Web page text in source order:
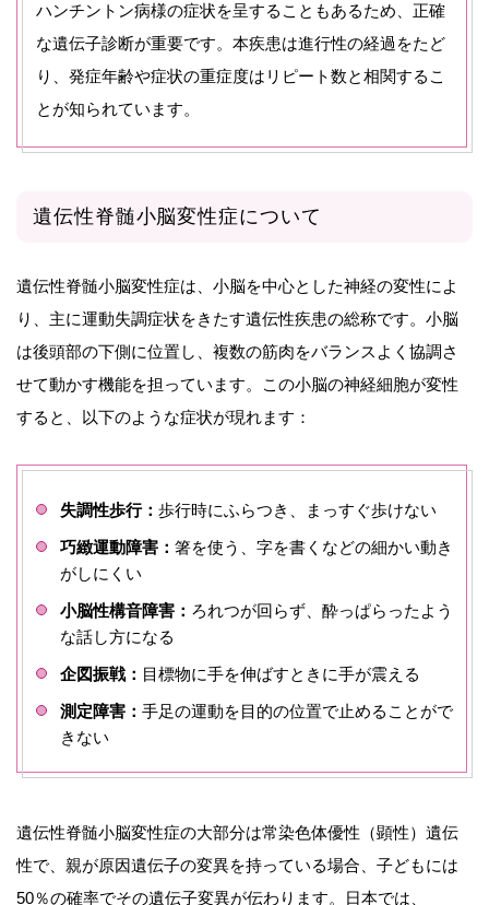
ハンチントン病様の症状を呈することもあるため、正確
な遺伝子診断が重要です。本疾患は進行性の経過をたど
り、発症年齢や症状の重症度はリピート数と相関するこ
とが知られています。
遺伝性脊髄小脳変性症について
遺伝性脊髄小脳変性症は、小脳を中心とした神経の変性によ
り、主に運動失調症状をきたす遺伝性疾患の総称です。小脳
は後頭部の下側に位置し、複数の筋肉をバランスよく協調さ
せて動かす機能を担っています。この小脳の神経細胞が変性
すると、以下のような症状が現れます：
失調性歩行： 歩行時にふらつき、まっすぐ歩けない
巧緻運動障害： 箸を使う、字を書くなどの細かい動き
がしにくい
小脳性構音障害： ろれつが回らず、酔っぱらったよう
な話し方になる
企図振戦： 目標物に手を伸ばすときに手が震える
測定障害： 手足の運動を目的の位置で止めることがで
きない
遺伝性脊髄小脳変性症の大部分は常染色体優性（顕性）遺伝
性で、親が原因遺伝子の変異を持っている場合、子どもには
50％の確率でその遺伝子変異が伝わります。日本では、